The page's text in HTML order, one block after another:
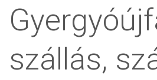
szállás,